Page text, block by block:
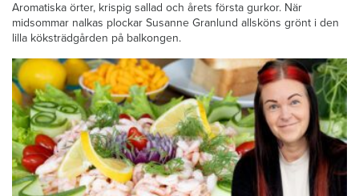
Aromatiska örter, krispig sallad och årets första gurkor. När
midsommar nalkas plockar Susanne Granlund allsköns grönt i den
lilla köksträdgården på balkongen.